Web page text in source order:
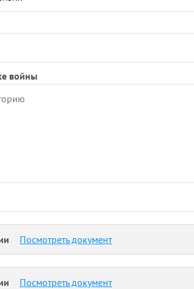
войны
Посмотреть документ
Посмотреть документ